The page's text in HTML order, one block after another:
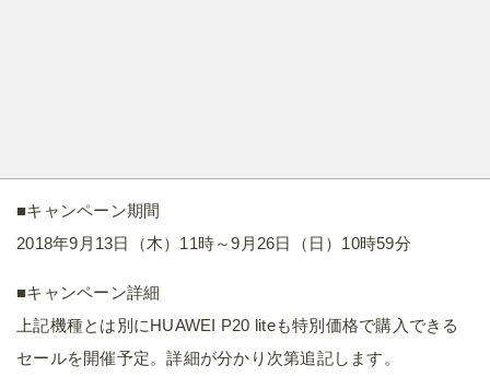
■キャンペーン期間
2018年9月13日（木）11時～9月26日（日）10時59分
■キャンペーン詳細
上記機種とは別にHUAWEI P20 liteも特別価格で購入できる
セールを開催予定。詳細が分かり次第追記します。